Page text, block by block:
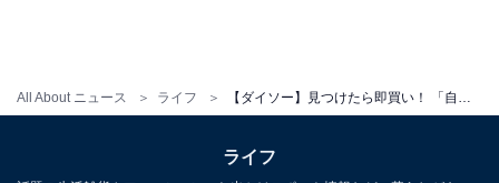
All About ニュース ライフ
て、ポイとゴミ箱へ。面倒な場所の掃除もあっという間
ライフ